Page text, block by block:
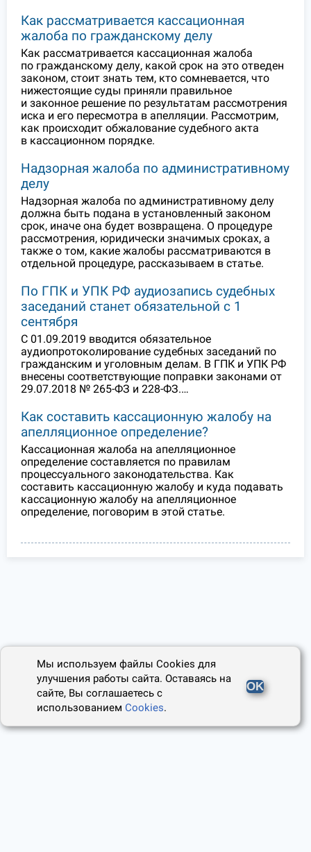
Как рассматривается кассационная
жалоба по гражданскому делу
Как рассматривается кассационная жалоба
по гражданскому делу, какой срок на это отведен
законом, стоит знать тем, кто сомневается, что
нижестоящие суды приняли правильное
и законное решение по результатам рассмотрения
иска и его пересмотра в апелляции. Рассмотрим,
как происходит обжалование судебного акта
в кассационном порядке.
Надзорная жалоба по административному
делу
Надзорная жалоба по административному делу
должна быть подана в установленный законом
срок, иначе она будет возвращена. О процедуре
рассмотрения, юридически значимых сроках, а
также о том, какие жалобы рассматриваются в
отдельной процедуре, рассказываем в статье.
По ГПК и УПК РФ аудиозапись судебных
заседаний станет обязательной с 1
сентября
С 01.09.2019 вводится обязательное
аудиопротоколирование судебных заседаний по
гражданским и уголовным делам. В ГПК и УПК РФ
внесены соответствующие поправки законами от
29.07.2018 № 265-ФЗ и 228-ФЗ.…
Как составить кассационную жалобу на
апелляционное определение?
Кассационная жалоба на апелляционное
определение составляется по правилам
процессуального законодательства. Как
составить кассационную жалобу и куда подавать
кассационную жалобу на апелляционное
определение, поговорим в этой статье.
Мы используем файлы Cookies для
улучшения работы сайта. Оставаясь на
сайте, Вы соглашаетесь с
использованиемCookies.
OK